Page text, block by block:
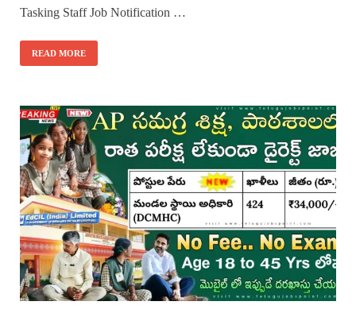
Tasking Staff Job Notification …
READ MORE